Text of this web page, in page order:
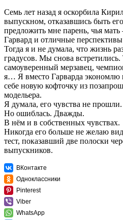
Семь лет назад я оскорбила
выпускном, отказавшись быть
предложить мне парень, чья
Гарвард и отличные
Тогда я и не думала, что жизнь
градусов. Мы снова
самоуверенный мерзавец,
я… Я вместо Гарварда экономлю
себе новую кофточку из
модельера.
Я думала, его чувства не прошли.
Но ошиблась. Дважды.
В нём и в собственных чувствах.
Никогда его больше не желаю
тест, показавший две полоски
выпускников.
ВКонтакте
Одноклассники
Pinterest
Viber
WhatsApp